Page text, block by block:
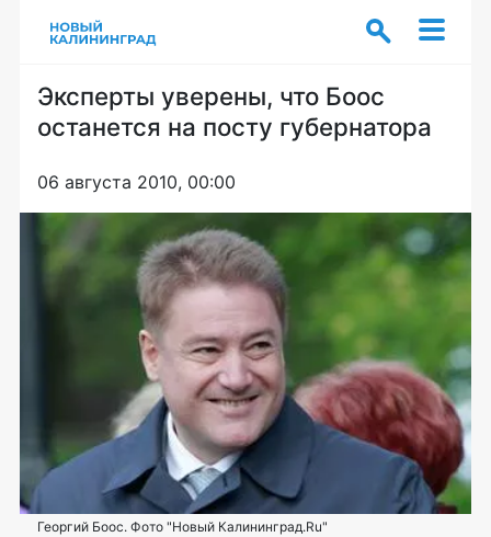
Эксперты уверены, что Боос
останется на посту губернатора
06 августа 2010, 00:00
Георгий Боос. Фото "Новый Калининград.Ru"